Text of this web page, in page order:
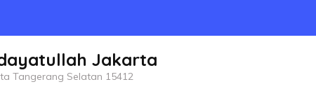
Jakarta
Tangerang Selatan 15412